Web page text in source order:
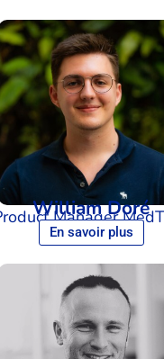
William Doré
Manager
En savoir plus